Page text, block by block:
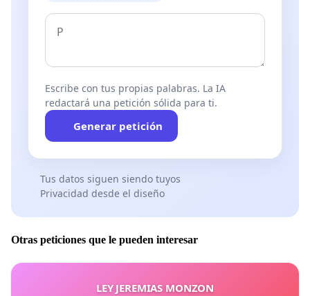
Escribe con tus propias palabras. La IA
redactará una petición sólida para ti.
Generar petición
Tus datos siguen siendo tuyos
Privacidad desde el diseño
Otras peticiones que le pueden interesar
LEY JEREMIAS MONZON